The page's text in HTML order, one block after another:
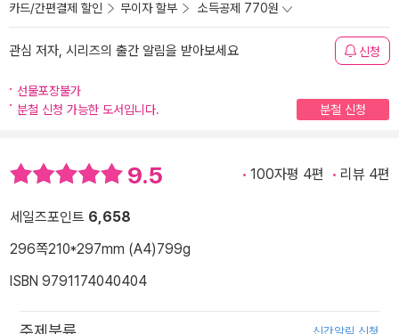
카드/간편결제 할인 무이자 할부 소득공제 770원
관심 저자, 시리즈의 출간 알림을 받아보세요 신청
선물포장불가
분철 신청 가능한 도서입니다.
분철 신청
9.5 100자평 4편 리뷰 4편
세일즈포인트 6,658
296쪽210*297mm (A4)799g
ISBN 9791174040404